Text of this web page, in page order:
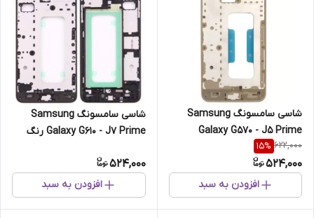
شاسی سامسونگ Samsung
Galaxy G570 - J5 Prime
622,000
15%
524,000
افزودن به سبد
شاسی سامسونگ Samsung
Galaxy G610 - J7 Prime رنگ
524,000
افزودن به سبد